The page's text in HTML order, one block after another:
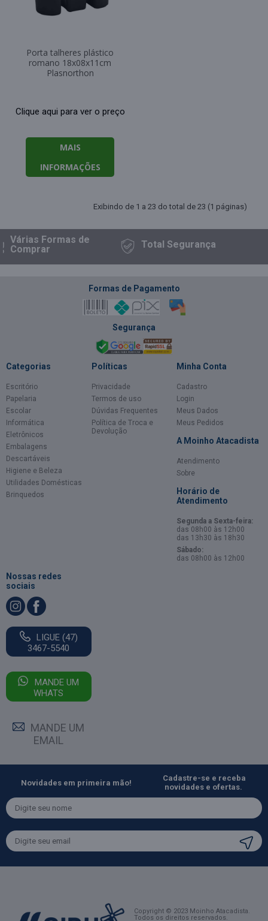
Porta talheres plástico
romano 18x08x11cm
Plasnorthon
Clique aqui para ver o preço
MAIS
INFORMAÇÕES
Exibindo de 1 a 23 do total de 23 (1 páginas)
Formasde
TotalSegurança
Formas de Pagamento
Segurança
Categorias
Escritório
Papelaria
Escolar
Informática
Eletrônicos
Embalagens
Descartáveis
Higiene e Beleza
Utilidades Domésticas
Brinquedos
Políticas
Privacidade
Termos de uso
Dúvidas Frequentes
Política de Troca e
Devolução
Minha Conta
Cadastro
Login
Meus Dados
Meus Pedidos
A Moinho Atacadista
Atendimento
Sobre
Horário de
Atendimento
Segunda a Sexta-feira:
das 08h00 às 12h00
das 13h30 às 18h30
Sábado:
das 08h00 às 12h00
Nossas redes
sociais
LIGUE (47)
3467-5540
MANDE UM
WHATS
MANDE UM
EMAIL
Novidades em primeira mão!
Cadastre-se e receba
novidades e ofertas.
Copyright © 2023 Moinho Atacadista.
Todos os direitos reservados.